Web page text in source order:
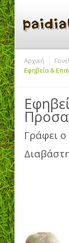
Αρχική
Εφηβεία &
Γράφει ο